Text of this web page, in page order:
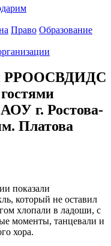
Право Образование
РРООСВДИДС
г. Ростова-
Платова
показали
который не оставил
хлопали в ладоши, с
моменты, танцевали и
хора.